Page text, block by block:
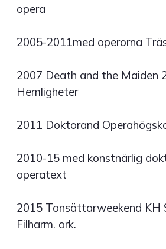
opera
2005-2011med operorna
2007 Death and the Maiden
Hemligheter
2011 Doktorand
2010-15 med konstnärlig
operatext
2015 Tonsättarweekend KH
Filharm. ork.